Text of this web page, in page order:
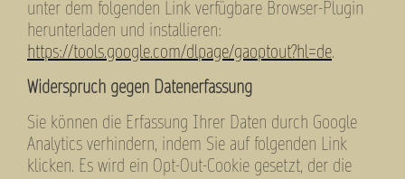
unter dem folgenden Link verfügbare Browser-Plugin
herunterladen und installieren:
https://tools.google.com/dlpage/gaoptout?hl=de.
Widerspruch gegen Datenerfassung
Sie können die Erfassung Ihrer Daten durch Google
Analytics verhindern, indem Sie auf folgenden Link
klicken. Es wird ein Opt-Out-Cookie gesetzt, der die